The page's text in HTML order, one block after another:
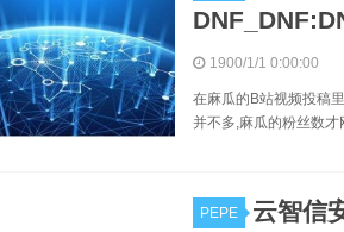
1900/1/1 0:00:00
在麻瓜的B站视频投稿
并不多,麻瓜的粉丝数
PEPE
云智信